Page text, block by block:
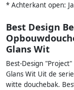
* Achterkant open: Ja
Best Design
Glans Wit
Best-Design
Glans Wit Uit de
witte douchebak.